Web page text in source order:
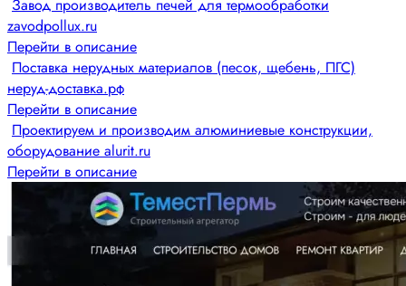
Завод производитель печей для термообработки
zavodpollux.ru
Перейти в описание
Поставка нерудных материалов (песок, щебень, ПГС)
неруд-доставка.рф
Перейти в описание
Проектируем и производим алюминиевые конструкции,
оборудование alurit.ru
Перейти в описание